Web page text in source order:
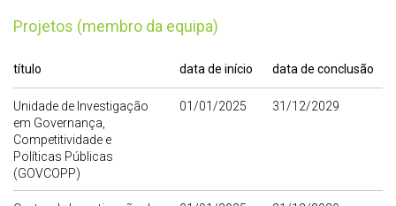
Projetos (membro da equipa)
título data de início data de conclusão
Unidade de Investigação
em Governança,
Competitividade e
Políticas Públicas
(GOVCOPP)
01/01/2025 31/12/2029